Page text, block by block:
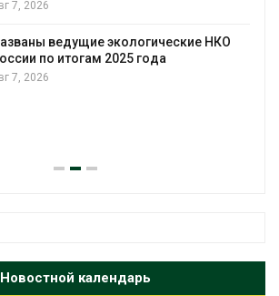
Панамский канал вновь ограничивает
воды
Авг 6, 2026
Новостной календарь